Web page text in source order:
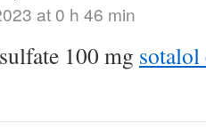
at 0 h 46 min
100 mg sotalol